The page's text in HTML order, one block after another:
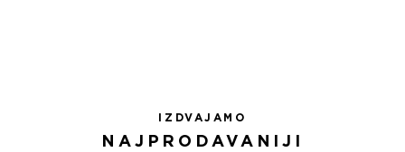
IZDVAJAMO
NAJPRODAVANIJI